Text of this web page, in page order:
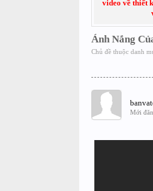
video về thiết
Ánh Nắng
Chủ đề thuộc danh
Mới